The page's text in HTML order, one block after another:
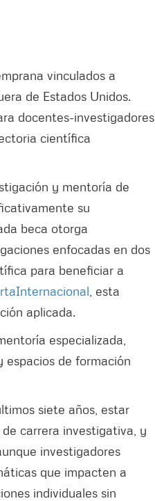
vinculados a
de Estados Unidos.
docentes-investigadores
científica
y mentoría de
su
beca otorga
enfocadas en dos
para beneficiar a
, esta
aplicada.
especializada,
espacios de formación
siete años, estar
carrera investigativa, y
investigadores
que impacten a
individuales sin